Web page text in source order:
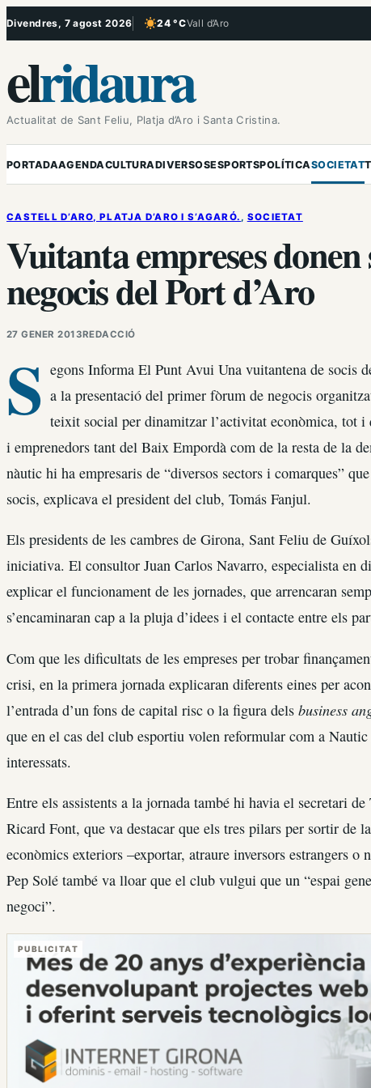
Vés
Divendres, 7 agost 2026 24 °CVall d’Aro
, Cel serè
elridaura
Actualitat de Sant Feliu, Platja d’Aro i Santa Cristina.
PORTADAAGENDACULTURADIVERSOSESPORTSPOLÍTICASOCIETAT
CASTELL D’ARO, PLATJA D’ARO I S’AGARÓ. , SOCIETAT
Vuitanta empreses
negocis del Port d’Aro
27 GENER 2013REDACCIÓ
S egons Informa El Punt Avui Una vuitantena de socis
a la presentació del primer fòrum de negocis
teixit social per dinamitzar l’activitat econòmica, tot
i emprenedors tant del Baix Empordà com de la resta de la
nàutic hi ha empresaris de “diversos sectors i comarques”
socis, explicava el president del club, Tomás Fanjul.
Els presidents de les cambres de Girona, Sant Feliu de
iniciativa. El consultor Juan Carlos Navarro, especialista en
explicar el funcionament de les jornades, que arrencaran
s’encaminaran cap a la pluja d’idees i el contacte entre els
Com que les dificultats de les empreses per trobar
crisi, en la primera jornada explicaran diferents eines per
l’entrada d’un fons de capital risc o la figura dels business
que en el cas del club esportiu volen reformular com a
interessats.
Entre els assistents a la jornada també hi havia el secretari
Ricard Font, que va destacar que els tres pilars per sortir de
econòmics exteriors –exportar, atraure inversors estrangers
Pep Solé també va lloar que el club vulgui que un “espai
negoci”.
PUBLICITAT